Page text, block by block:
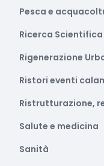
Pesca e
Ricerca Scientifica
Rigenerazione
Ristori eventi
Ristrutturazione,
Salute e medicina
Sanità